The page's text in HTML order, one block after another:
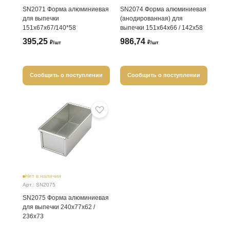
SN2071 Форма алюминиевая
для выпечки
151х67х67/140*58
395,25 ₽/шт
Сообщить о поступлении
SN2074 Форма алюминиевая
(анодированная) для
выпечки 151х64х66 / 142х58
986,74 ₽/шт
Сообщить о поступлении
Нет в наличии
Арт.: SN2075
SN2075 Форма алюминиевая
для выпечки 240х77х62 /
236х73